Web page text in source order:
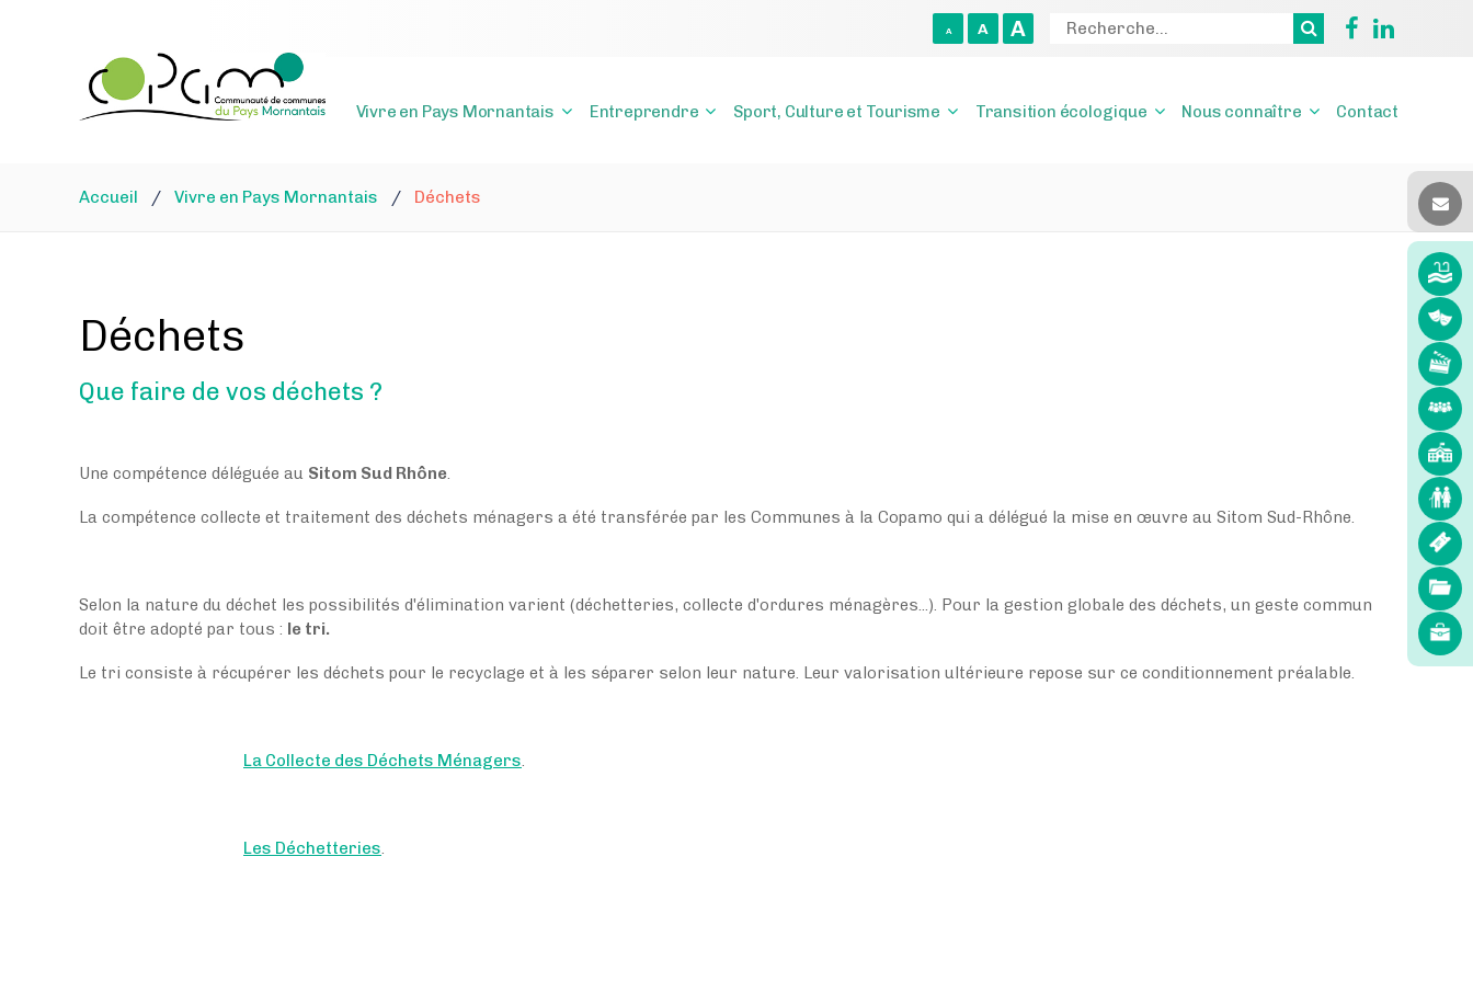
A A A
Vivre en Pays Mornantais Entreprendre Sport, Culture et Tourisme Transition écologique Nous connaître Contact
Accueil / Vivre en Pays Mornantais / Déchets
Déchets
Que faire de vos déchets ?
Une compétence déléguée au Sitom Sud Rhône.
La compétence collecte et traitement des déchets ménagers a été transférée par les Communes à la Copamo qui a délégué la mise en œuvre au Sitom Sud-Rhône.
Selon la nature du déchet les possibilités d'élimination varient (déchetteries, collecte d'ordures ménagères...). Pour la gestion globale des déchets, un geste commun
doit être adopté par tous : le tri.
Le tri consiste à récupérer les déchets pour le recyclage et à les séparer selon leur nature. Leur valorisation ultérieure repose sur ce conditionnement préalable.
La Collecte des Déchets Ménagers.
Les Déchetteries.